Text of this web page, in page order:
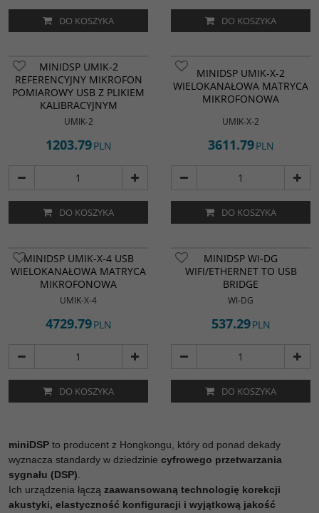
DO KOSZYKA DO KOSZYKA
MINIDSP UMIK-2
REFERENCYJNY MIKROFON
POMIAROWY USB Z PLIKIEM
KALIBRACYJNYM
UMIK-2
1203.79PLN
DO KOSZYKA
MINIDSP UMIK-X-2
WIELOKANAŁOWA MATRYCA
MIKROFONOWA
UMIK-X-2
3611.79PLN
DO KOSZYKA
MINIDSP UMIK-X-4 USB
WIELOKANAŁOWA MATRYCA
MIKROFONOWA
UMIK-X-4
4729.79PLN
DO KOSZYKA
MINIDSP WI-DG
WIFI/ETHERNET TO USB
BRIDGE
WI-DG
537.29PLN
DO KOSZYKA
miniDSP to producent z Hongkongu, który od ponad dekady
wyznacza standardy w dziedzinie cyfrowego przetwarzania
sygnału (DSP)
Ich urządzenia łączą zaawansowaną technologię korekcji
akustyki, elastyczność konfiguracji i wyjątkową jakość